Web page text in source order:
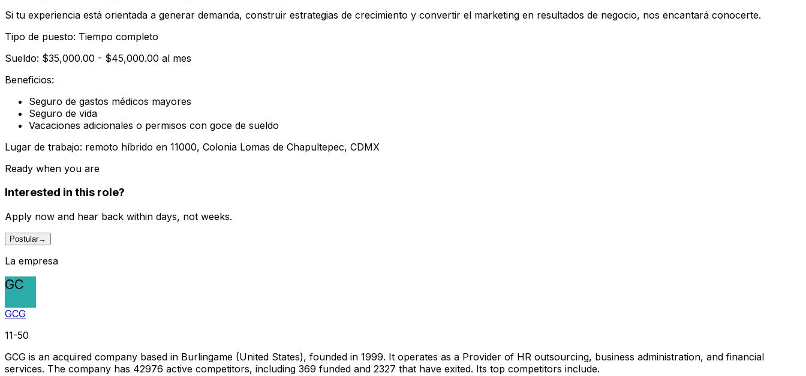
Si tu experiencia está orientada a generar demanda, construir estrategias de crecimiento y convertir el marketing en resultados de negocio, nos encantará conocerte.
Tipo de puesto: Tiempo completo
Sueldo: $35,000.00 - $45,000.00 al mes
Beneficios:
Seguro de gastos médicos mayores
Seguro de vida
Vacaciones adicionales o permisos con goce de sueldo
Lugar de trabajo: remoto híbrido en 11000, Colonia Lomas de Chapultepec, CDMX
Ready when you are
Interested in this role?
Apply now and hear back within days, not weeks.
Postular→
La empresa
GC
GCG
11-50
GCG is an acquired company based in Burlingame (United States), founded in 1999. It operates as a Provider of HR outsourcing, business administration, and financial
services. The company has 42976 active competitors, including 369 funded and 2327 that have exited. Its top competitors include.